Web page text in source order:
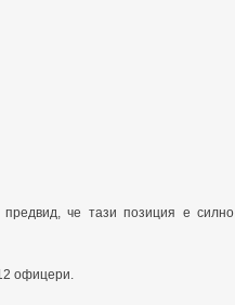
че тази позиция е силно
офицери.